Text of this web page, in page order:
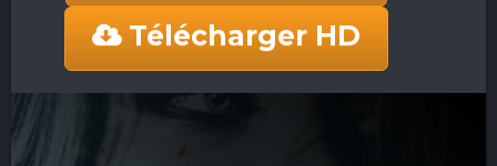
Télécharger HD